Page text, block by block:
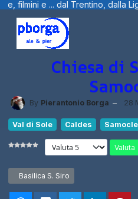
dalla Liguria e Sardegna.
Chiesa di
By Pierantonio Borga 28
Val di Sole Caldes
Valuta
Articolo precedente: Basilica S. Siro
Basilica S. Siro